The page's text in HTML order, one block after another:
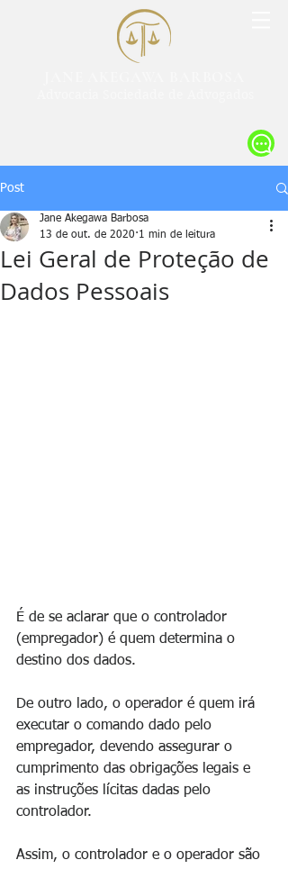
Post
Lei Geral de Proteção de
Dados Pessoais
Jane Akegawa Barbosa
13 de out. de 2020 1 min de leitura
É de se aclarar que o controlador
(empregador) é quem determina o
destino dos dados.
De outro lado, o operador é quem irá
executar o comando dado pelo
empregador, devendo assegurar o
cumprimento das obrigações legais e
as instruções lícitas dadas pelo
controlador.
Assim, o controlador e o operador são